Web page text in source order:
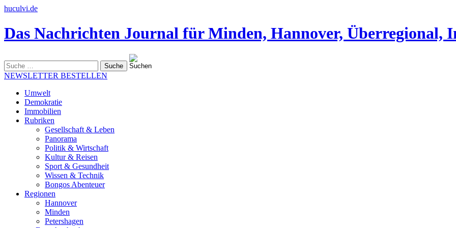
huculvi.de
Das Nachrichten Journal für Minden, Hannover, Überregional,
nach:
NEWSLETTER BESTELLEN
Umwelt
Demokratie
Immobilien
Rubriken
Gesellschaft & Leben
Panorama
Politik & Wirtschaft
Kultur & Reisen
Sport & Gesundheit
Wissen & Technik
Bongos Abenteuer
Regionen
Hannover
Minden
Petershagen